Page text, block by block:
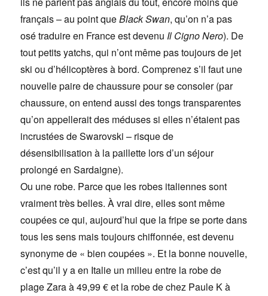
français – au point queBlack Swan, qu’on n’a pas
osé traduire en France est devenu Il Cigno Nero). De
tout petits yatchs, qui n’ont même pas toujours de jet
ski ou d’hélicoptères à bord. Comprenez s’il faut une
nouvelle paire de chaussure pour se consoler (par
chaussure, on entend aussi des tongs transparentes
qu’on appellerait des méduses si elles n’étaient pas
incrustées de Swarovski – risque de
désensibilisation à la paillette lors d’un séjour
prolongé en Sardaigne).
Ou une robe. Parce que les robes italiennes sont
vraiment très belles. À vrai dire, elles sont même
coupées ce qui, aujourd’hui que la fripe se porte dans
tous les sens mais toujours chiffonnée, est devenu
synonyme de « bien coupées ». Et la bonne nouvelle,
c’est qu’il y a en Italie un milieu entre la robe de
plage Zara à 49,99 € et la robe de chez Paule K à